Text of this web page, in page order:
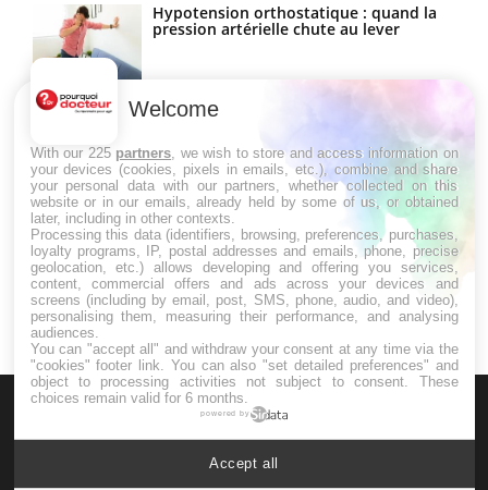
Hypotension orthostatique : quand la
pression artérielle chute au lever
Drépanocytose : une déformation des
globules rouges aux conséquences
Maladie de Charcot (Sclérose latérale
amyotrophique)
Welcome
With our 225 partners , we wish to store and access information on
your devices (cookies, pixels in emails, etc.), combine and share
your personal data with our partners, whether collected on this
website or in our emails, already held by some of us, or obtained
later, including in other contexts.
Processing this data (identifiers, browsing, preferences, purchases,
loyalty programs, IP, postal addresses and emails, phone, precise
geolocation, etc.) allows developing and offering you services,
content, commercial offers and ads across your devices and
screens (including by email, post, SMS, phone, audio, and video),
personalising them, measuring their performance, and analysing
audiences.
You can "accept all" and withdraw your consent at any time via the
"cookies" footer link . You can also "set detailed preferences" and
object to processing activities not subject to consent. These
choices remain valid for 6 months.
powered by
Accept all